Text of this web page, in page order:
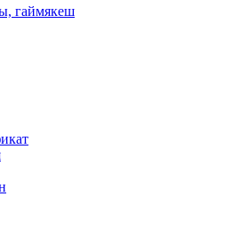
гаймякеш